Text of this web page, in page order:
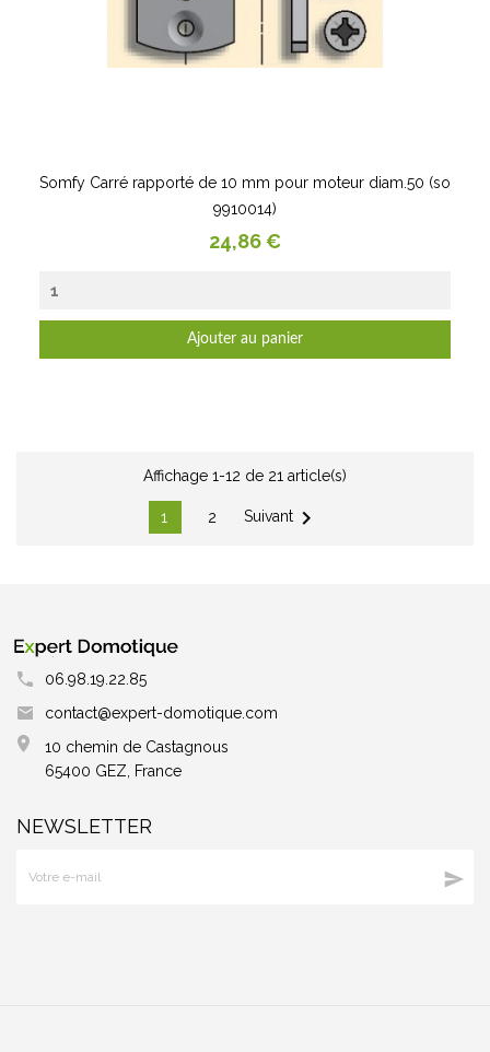
Somfy Carré rapporté de 10 mm pour moteur diam.50 (so
9910014)
Prix
24,86 €
Ajouter au panier
Affichage 1-12 de 21 article(s)
1 2 Suivant 
06.98.19.22.85
contact@expert-domotique.com
10 chemin de Castagnous
65400 GEZ, France
NEWSLETTER
